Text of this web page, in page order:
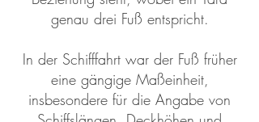
genau drei Fuß entspricht.
In der Schifffahrt war der Fuß früher
eine gängige Maßeinheit,
insbesondere für die Angabe von